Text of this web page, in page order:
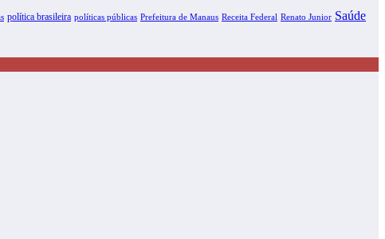
política brasileira políticas públicas Prefeitura de Manaus Receita Federal Renato Junior Saúde